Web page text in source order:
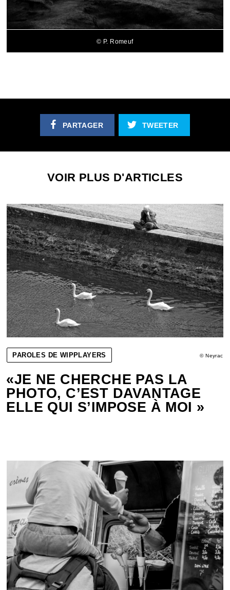
© P. Romeuf
PARTAGER TWEETER
VOIR PLUS D'ARTICLES
© Neyrac
PAROLES DE WIPPLAYERS
«JE NE CHERCHE PAS LA
PHOTO, C’EST DAVANTAGE
ELLE QUI S’IMPOSE À MOI »